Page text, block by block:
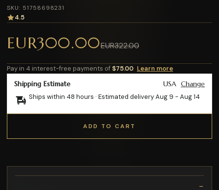
SKU: 51758698231
4.5
EUR300.00EUR322.00
Pay in 4 interest-free payments of $75.00 Learn more
Shipping Estimate USA Change
Ships within 48 hours · Estimated deliveryAug 9 - Aug 14
ADD TO CART